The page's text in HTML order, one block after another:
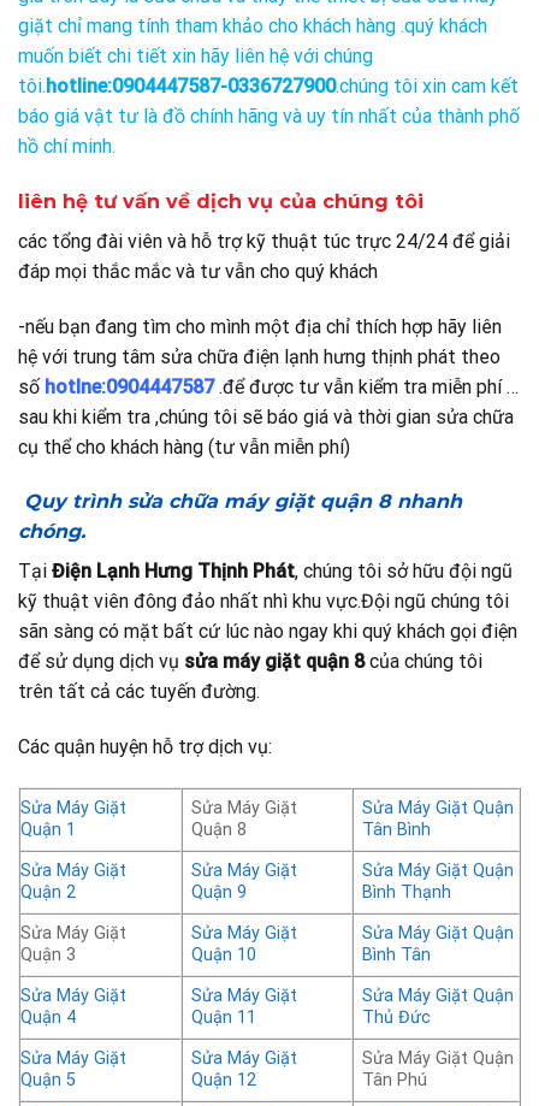
giặt chỉ mang tính tham khảo cho khách hàng .quý khách
muốn biết chi tiết xin hãy liên hệ với chúng
tôi.hotline:0904447587-0336727900.chúng tôi xin cam kết
báo giá vật tư là đồ chính hãng và uy tín nhất của thành phố
hồ chí minh.
liên hệ tư vấn về dịch vụ của chúng tôi
các tổng đài viên và hỗ trợ kỹ thuật túc trực 24/24 để giải
đáp mọi thắc mắc và tư vẫn cho quý khách
-nếu bạn đang tìm cho mình một địa chỉ thích hợp hãy liên
hệ với trung tâm sửa chữa điện lạnh hưng thịnh phát theo
số hotlne:0904447587 .để được tư vẫn kiểm tra miễn phí …
sau khi kiểm tra ,chúng tôi sẽ báo giá và thời gian sửa chữa
cụ thể cho khách hàng (tư vẫn miễn phí)
Quy trình sửa chữa máy giặt quận 8 nhanh
chóng.
Tại Điện Lạnh Hưng Thịnh Phát, chúng tôi sở hữu đội ngũ
kỹ thuật viên đông đảo nhất nhì khu vực.Đội ngũ chúng tôi
sãn sàng có mặt bất cứ lúc nào ngay khi quý khách gọi điện
để sử dụng dịch vụ sửa máy giặt quận 8của chúng tôi
trên tất cả các tuyến đường.
Các quận huyện hỗ trợ dịch vụ:
Sửa Máy Giặt
Quận 1
Sửa Máy Giặt
Quận 8
Sửa Máy Giặt Quận
Tân Bình
Sửa Máy Giặt
Quận 2
Sửa Máy Giặt
Quận 9
Sửa Máy Giặt Quận
Bình Thạnh
Sửa Máy Giặt
Quận 3
Sửa Máy Giặt
Quận 10
Sửa Máy Giặt Quận
Bình Tân
Sửa Máy Giặt
Quận 4
Sửa Máy Giặt
Quận 11
Sửa Máy Giặt Quận
Thủ Đức
Sửa Máy Giặt
Quận 5
Sửa Máy Giặt
Quận 12
Sửa Máy Giặt Quận
Tân Phú